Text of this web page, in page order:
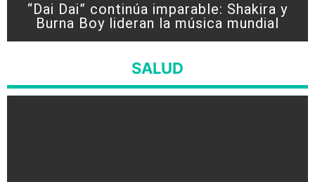
“Dai Dai” continúa imparable: Shakira y
Burna Boy lideran la música mundial
SALUD